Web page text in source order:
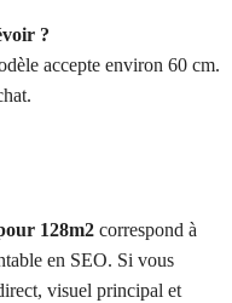
?
accepte environ 60 cm.
128m2 correspond à
en SEO. Si vous
visuel principal et